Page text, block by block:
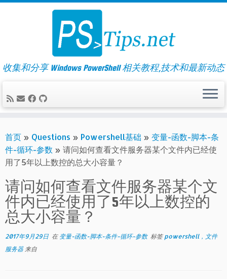
Skip
收集和分享 Windows PowerShell 相关教程,技术和最新动态
首页 » Questions » Powershell基础 » 变量-函数-脚本-条
件-循环-参数 » 请问如何查看文件服务器某个文件内已经使
用了5年以上数控的总大小容量？
请问如何查看文件服务器某个文
件内已经使用了5年以上数控的
总大小容量？
2017年9月29日 在 变量-函数-脚本-条件-循环-参数 标签powershell，文件
服务器 来自